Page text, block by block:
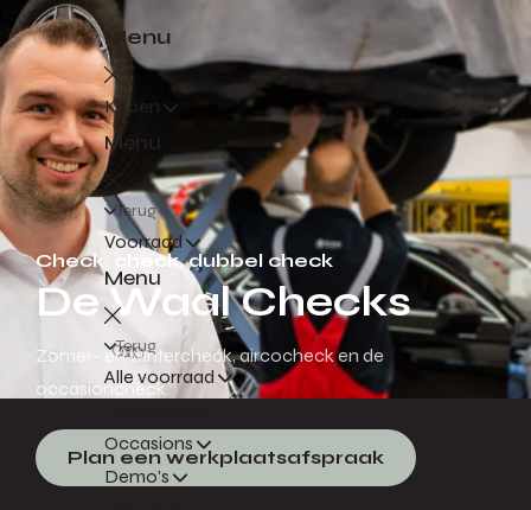
Menu
Kopen
Menu
Terug
Voorraad
Menu
Terug
Alle voorraad
Occasions
Demo's
Check, check, dubbel check
De Waal Checks
Zomer- en wintercheck, aircocheck en de
occasioncheck.
Plan een werkplaatsafspraak